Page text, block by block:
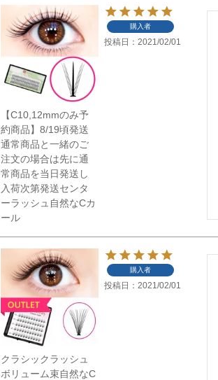
【C10,12mmのみ予
約商品】8/19頃発送
通常商品と一緒のご
注文の場合は先に通
常商品を当日発送し
入荷次第発送センタ
ーラッシュ自然なCカ
ール
購入者
投稿日 2021/02/01
クラシックラッシュ
ボリューム束自然なC
購入者
投稿日 2021/02/01